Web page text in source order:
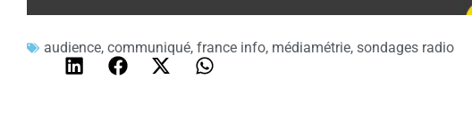
audience, communiqué, france info, médiamétrie, sondages radio